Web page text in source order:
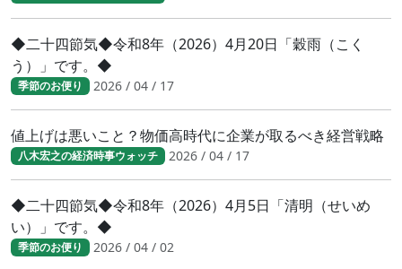
◆二十四節気◆令和8年（2026）4月20日「穀雨（こく
う）」です。◆
季節のお便り 2026 / 04 / 17
値上げは悪いこと？物価高時代に企業が取るべき経営戦略
八木宏之の経済時事ウォッチ 2026 / 04 / 17
◆二十四節気◆令和8年（2026）4月5日「清明（せいめ
い）」です。◆
季節のお便り 2026 / 04 / 02